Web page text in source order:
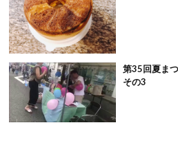
第35回夏ま
その3